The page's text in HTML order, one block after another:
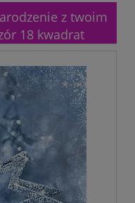
z twoim
18 kwadrat